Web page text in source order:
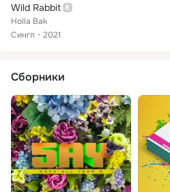
Wild Rabbit
Holla Bak
Сингл
2021
Сборники